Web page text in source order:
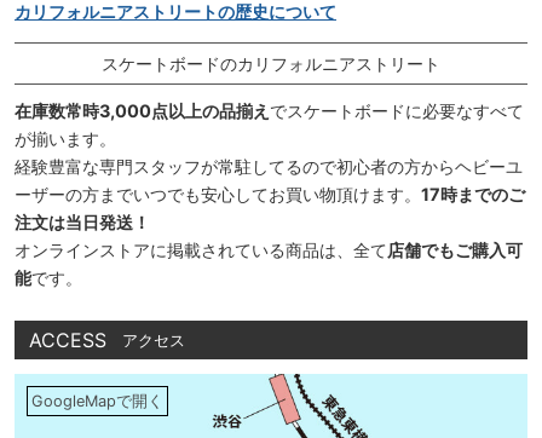
カリフォルニアストリートの歴史について
スケートボードのカリフォルニアストリート
在庫数常時3,000点以上の品揃え でスケートボードに必要なすべて
が揃います。
経験豊富な専門スタッフが常駐してるので初心者の方からヘビーユ
ーザーの方までいつでも安心してお買い物頂けます。 17時までのご
注文は当日発送！
オンラインストアに掲載されている商品は、全て店舗でもご購入可
能です。
ACCESS アクセス
GoogleMapで開く